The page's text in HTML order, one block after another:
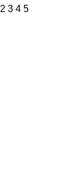
2 3 4 5